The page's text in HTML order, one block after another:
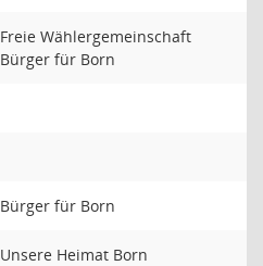
Freie Wählergemeinschaft
Bürger für Born
Bürger für Born
Unsere Heimat Born